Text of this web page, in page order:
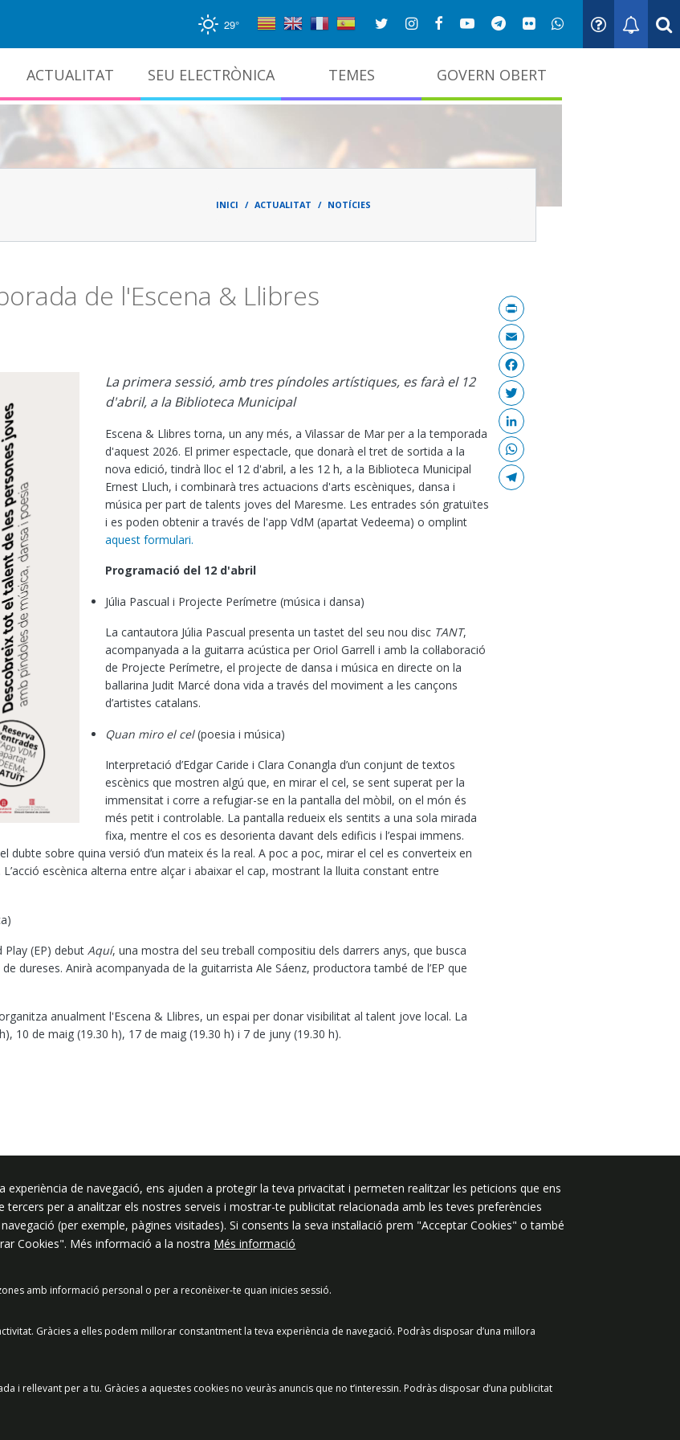
29°
ACTUALITAT SEU ELECTRÒNICA TEMES GOVERN OBERT
Fild'ariadna
INICI ACTUALITAT NOTÍCIES
de l'Escena & Llibres
La primera sessió, amb tres píndoles artístiques, es farà el 12
d'abril, a la Biblioteca Municipal
Escena & Llibres torna, un any més, a Vilassar de Mar per a la temporada
d'aquest 2026. El primer espectacle, que donarà el tret de sortida a la
nova edició, tindrà lloc el 12 d'abril, a les 12 h, a la Biblioteca Municipal
Ernest Lluch, i combinarà tres actuacions d'arts escèniques, dansa i
música per part de talents joves del Maresme. Les entrades són gratuïtes
i es poden obtenir a través de l'app VdM (apartat Vedeema) o omplint
aquest formulari.
Programació del 12 d'abril
Júlia Pascual i Projecte Perímetre (música i dansa)
La cantautora Júlia Pascual presenta un tastet del seu nou disc TANT,
acompanyada a la guitarra acústica per Oriol Garrell i amb la col·laboració
de Projecte Perímetre, el projecte de dansa i música en directe on la
ballarina Judit Marcé dona vida a través del moviment a les cançons
d’artistes catalans.
Quan miro el cel(poesia i música)
Interpretació d’Edgar Caride i Clara Conangla d’un conjunt de textos
escènics que mostren algú que, en mirar el cel, se sent superat per la
immensitat i corre a refugiar-se en la pantalla del mòbil, on el món és
més petit i controlable. La pantalla redueix els sentits a una sola mirada
fixa, mentre el cos es desorienta davant dels edificis i l’espai immens.
sobre quina versió d’un mateix és la real. A poc a poc, mirar el cel es converteix en
escènica alterna entre alçar i abaixar el cap, mostrant la lluita constant entre
(EP) debut Aquí, una mostra del seu treball compositiu dels darrers anys, que busca
dureses. Anirà acompanyada de la guitarrista Ale Sáenz, productora també de l’EP que
anualment l'Escena & Llibres, un espai per donar visibilitat al talent jove local. La
10 de maig (19.30 h), 17 de maig (19.30 h) i 7 de juny (19.30 h).
Segueix-nos a:
Preguntes freqüents
de navegació, ens ajuden a protegir la teva privacitat i permeten realitzar les peticions que ens
tercers per a analitzar els nostres serveis i mostrar-te publicitat relacionada amb les teves preferències
(per exemple, pàgines visitades). Si consents la seva instal·lació prem "Acceptar Cookies" o també
Cookies". Més informació a la nostra Més informació
amb informació personal o per a reconèixer-te quan inicies sessió.
Gràcies a elles podem millorar constantment la teva experiència de navegació. Podràs disposar d’una millora
i rellevant per a tu. Gràcies a aquestes cookies no veuràs anuncis que no t’interessin. Podràs disposar d’una publicitat